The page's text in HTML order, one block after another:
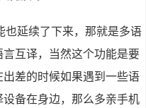
也延续了下来，那就是多语
互译，当然这个功能是要
差的时候如果遇到一些语
备在身边，那么多亲手机